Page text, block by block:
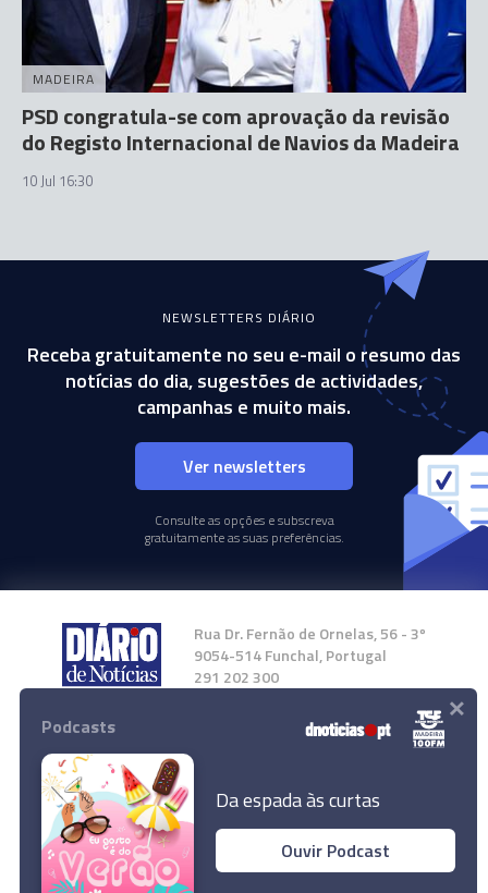
MADEIRA
PSD congratula-se com aprovação da revisão
do Registo Internacional de Navios da Madeira
10 Jul 16:30
NEWSLETTERS DIÁRIO
Receba gratuitamente no seu e-mail o resumo das
notícias do dia, sugestões de actividades,
campanhas e muito mais.
Ver newsletters
Consulte as opções e subscreva
gratuitamente as suas preferências.
Rua Dr. Fernão de Ornelas, 56 - 3º
9054-514 Funchal, Portugal
291 202 300
Instale a nossa App
© 2024 Empresa Diário de Notícias, Lda.
Podcasts
Da espada às curtas
Ouvir Podcast
×